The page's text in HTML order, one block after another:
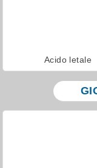
Acido letale